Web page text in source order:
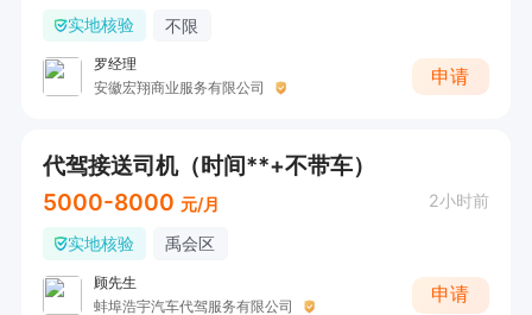
实地核验 不限
罗经理
安徽宏翔商业服务有限公司
申请
代驾接送司机（时间**+不带车）
5000-8000 元/月 2小时前
实地核验 禹会区
顾先生
蚌埠浩宇汽车代驾服务有限公司
申请